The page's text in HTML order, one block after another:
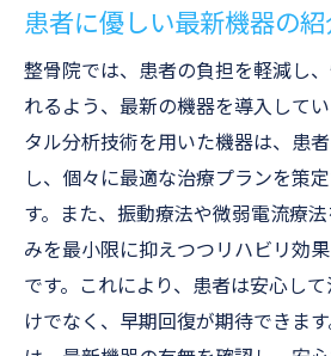
患者に優しい最新機器の紹
整骨院では、患者の負担を軽減し
れるよう、最新の機器を導入して
タル分析技術を用いた機器は、患
し、個々に最適な治療プランを策
す。また、振動療法や微弱電流療
みを最小限に抑えつつリハビリ効
です。これにより、患者は安心し
けでなく、早期回復が期待できま